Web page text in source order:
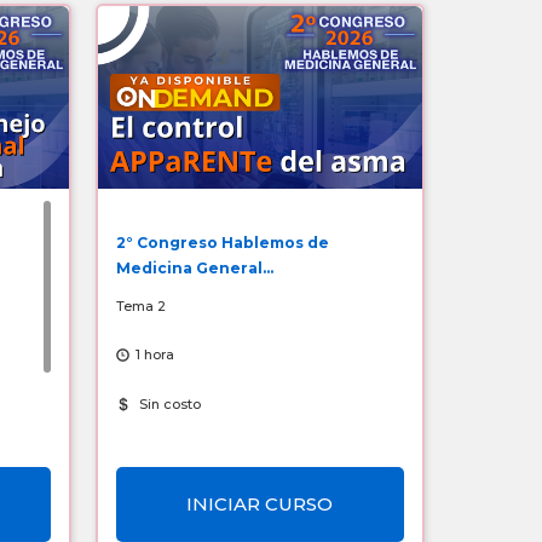
2° Congreso Hablemos de
Medicina General...
Tema 2
1 hora
Sin costo
INICIAR CURSO